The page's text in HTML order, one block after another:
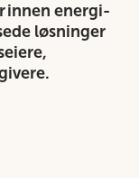
innen energi-
løsninger